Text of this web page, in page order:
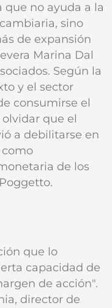
no ayuda a la
sino
de expansión
Marina Dal
Según la
y el sector
consumirse el
que el
a debilitarse en
como
de los
que lo
capacidad de
de acción".
director de